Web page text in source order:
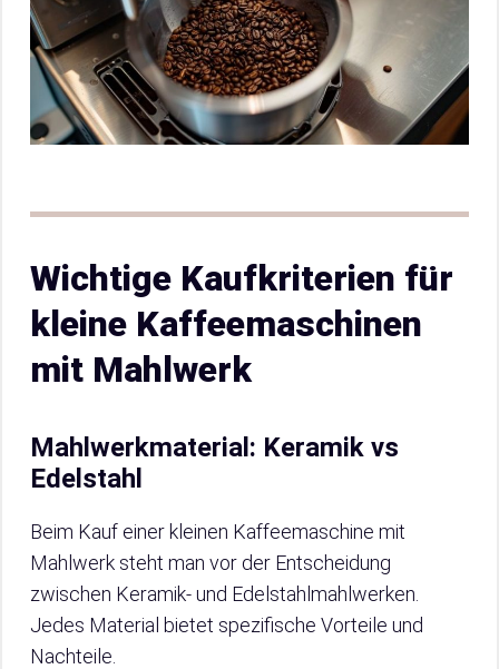
Wichtige Kaufkriterien für
kleine Kaffeemaschinen
mit Mahlwerk
Mahlwerkmaterial: Keramik vs
Edelstahl
Beim Kauf einer kleinen Kaffeemaschine mit
Mahlwerk steht man vor der Entscheidung
zwischen Keramik- und Edelstahlmahlwerken.
Jedes Material bietet spezifische Vorteile und
Nachteile.